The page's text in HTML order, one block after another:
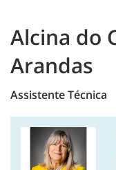
Alcina do
Arandas
Assistente Técnica